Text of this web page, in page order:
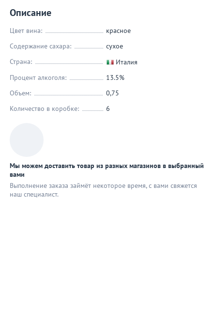
Описание
Цвет вина:
красное
Содержание сахара:
сухое
Страна:
Италия
Процент алкоголя:
13.5%
Объем:
0,75
Количество в коробке:
6
Мы можем доставить товар из разных магазинов в выбранный
вами
Выполнение заказа займёт некоторое время, с вами свяжется
наш специaлист.